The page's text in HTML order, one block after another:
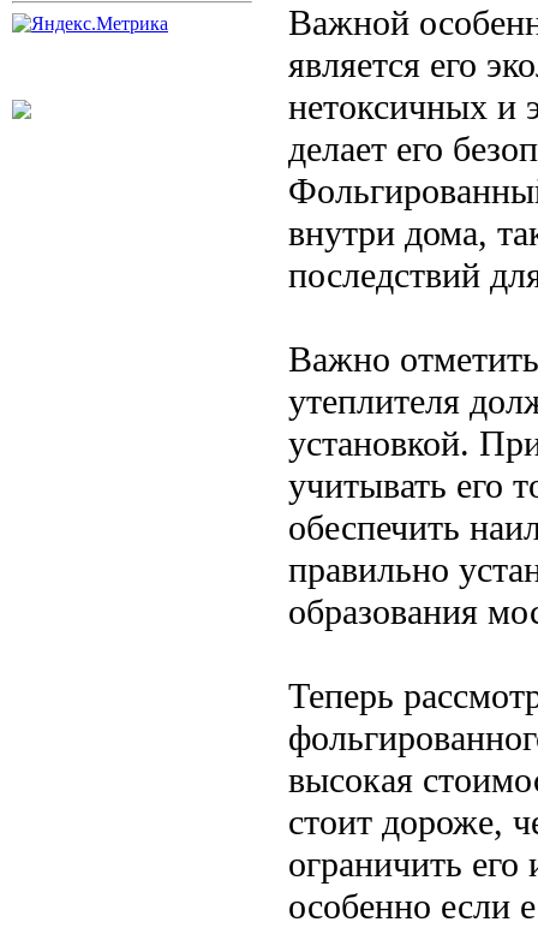
Важной
является его
нетоксичных и
делает его
внутри дома,
последствий
Важно
утеплителя
установкой.
учитывать его
обеспечить
правильно
образования
Теперь
высокая
стоит дороже,
ограничить его
особенно если